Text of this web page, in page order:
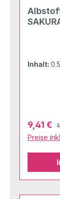
Albstoffe
Inhalt:
9,41 €
Preise